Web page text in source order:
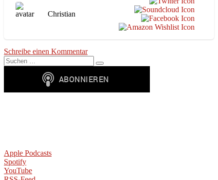
Christian
Schreibe einen Kommentarzu
Unit
#31
Blade:
Suchen
nach:
Suchen
Apple Podcasts
Spotify
YouTube